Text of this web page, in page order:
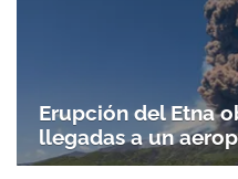
Erupción del Etna
llegadas a un